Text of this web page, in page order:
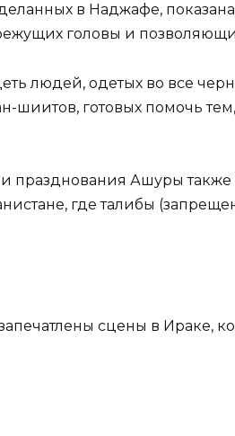
в Наджафе,
головы и
людей, одетых во все
шиитов, готовых помочь тем,
празднования Ашуры также
где талибы
сцены в Ираке,